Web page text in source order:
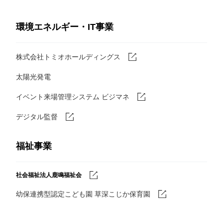
環境エネルギー・IT事業
株式会社トミオホールディングス
太陽光発電
イベント来場管理システム ビジマネ
デジタル監督
福祉事業
社会福祉法人鹿鳴福祉会
幼保連携型認定こども園 草深こじか保育園